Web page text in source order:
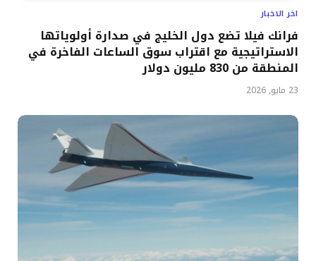
اخر الاخبار
فرانك فيلا تضع دول الخليج في صدارة أولوياتها
الاستراتيجية مع اقتراب سوق الساعات الفاخرة في
المنطقة من 830 مليون دولار
23 مايو, 2026